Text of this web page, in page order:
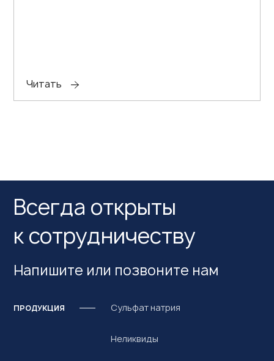
Читать
Всегда открыты
к сотрудничеству
Напишите или позвоните нам
ПРОДУКЦИЯ Сульфат натрия
Неликвиды